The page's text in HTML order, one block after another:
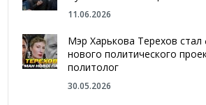
11.06.2026
Мэр Харькова Терехов
нового политического
политолог
30.05.2026